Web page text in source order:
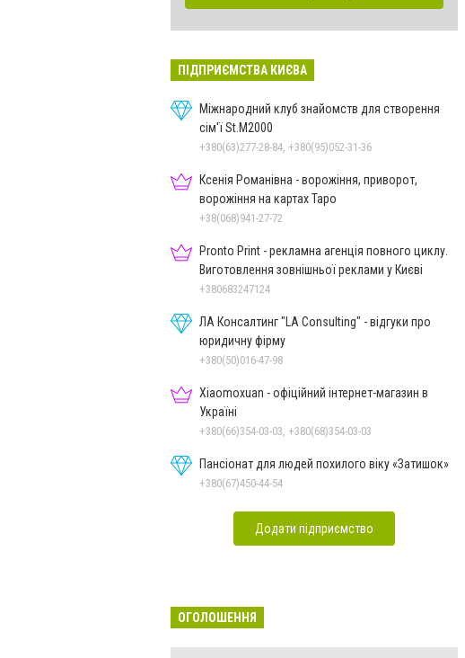
ПІДПРИЄМСТВА КИЄВА
Міжнародний клуб знайомств для створення
сім'ї St.М2000
+380(63)277-28-84, +380(95)052-31-36
Ксенія Романівна - ворожіння, приворот,
ворожіння на картах Таро
+38(068)941-27-72
Pronto Print - рекламна агенція повного циклу.
Виготовлення зовнішньої реклами у Києві
+380683247124
ЛА Консалтинг "LA Consulting" - відгуки про
юридичну фірму
+380(50)016-47-98
Xiaomoxuan - офіційний інтернет-магазин в
Україні
+380(66)354-03-03, +380(68)354-03-03
Пансіонат для людей похилого віку «Затишок»
+380(67)450-44-54
Додати підприємство
ОГОЛОШЕННЯ